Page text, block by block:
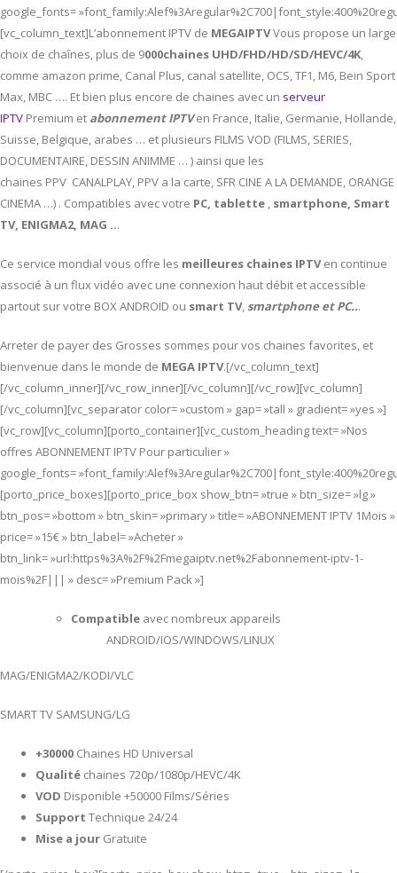
google_fonts=
[vc_column_text]L’abonnement IPTV de MEGAIPTVVous propose un large
choix de chaînes, plus de 9000chaines UHD/FHD/HD/SD/HEVC/4K,
comme amazon prime, Canal Plus, canal satellite, OCS, TF1, M6, Bein Sport
Max, MBC …. Et bien plus encore de chaines avec un serveur
IPTV Premium et abonnement IPTVen France, Italie, Germanie, Hollande,
Suisse, Belgique, arabes … et plusieurs FILMS VOD (FILMS, SERIES,
DOCUMENTAIRE, DESSIN ANIMME … ) ainsi que les
chaines PPV CANALPLAY, PPV a la carte, SFR CINE A LA DEMANDE, ORANGE
CINEMA …) . Compatibles avec votre PC, tablette , smartphone, Smart
TV, ENIGMA2, MAG ...
Ce service mondial vous offre les meilleures chaines IPTVen continue
associé à un flux vidéo avec une connexion haut débit et accessible
partout sur votre BOX ANDROID ou smart TV,smartphone et PC...
Arreter de payer des Grosses sommes pour vos chaines favorites, et
bienvenue dans le monde de MEGA IPTV.[/vc_column_text]
[/vc_column_inner][/vc_row_inner][/vc_column][/vc_row][vc_column]
[/vc_column][vc_separator color= »custom » gap= »tall » gradient= »yes »]
[vc_row][vc_column][porto_container][vc_custom_heading text= »Nos
offres ABONNEMENT IPTV Pour particulier »
google_fonts=
[porto_price_boxes][porto_price_box show_btn= »true » btn_size= »lg »
btn_pos= »bottom » btn_skin= »primary » title= »ABONNEMENT IPTV 1Mois »
price= »15€ » btn_label= »Acheter »
btn_link= »url:https%3A%2F%2Fmegaiptv.net%2Fabonnement-iptv-1-
mois%2F||| » desc= »Premium Pack »]
Compatible avec nombreux appareils
ANDROID/IOS/WINDOWS/LINUX
MAG/ENIGMA2/KODI/VLC
SMART TV SAMSUNG/LG
+30000 Chaines HD Universal
Qualité chaines 720p/1080p/HEVC/4K
VOD Disponible +50000 Films/Séries
Support Technique 24/24
Mise a jour Gratuite